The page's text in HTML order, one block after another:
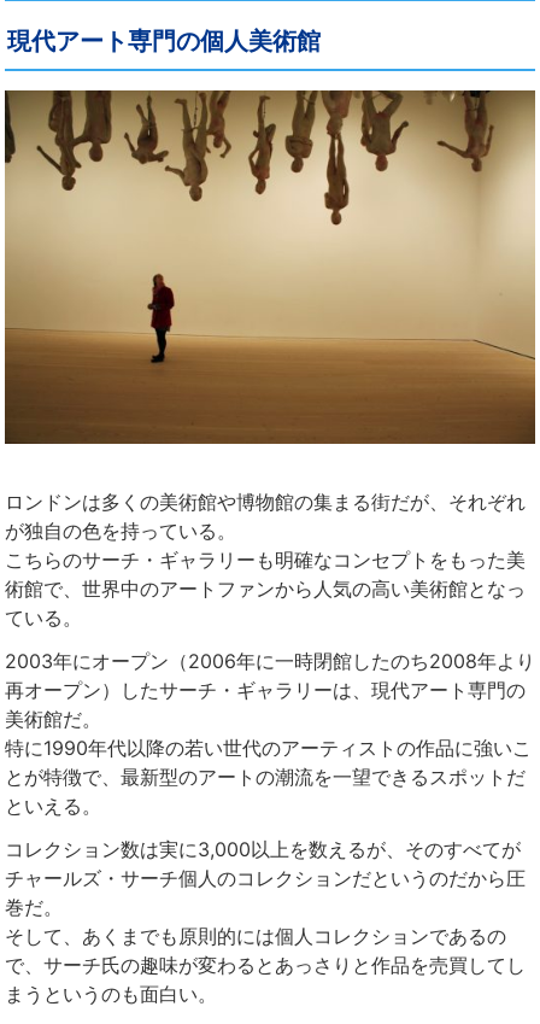
現代アート専門の個人美術館
ロンドンは多くの美術館や博物館の集まる街だが、それぞれ
が独自の色を持っている。
こちらのサーチ・ギャラリーも明確なコンセプトをもった美
術館で、世界中のアートファンから人気の高い美術館となっ
ている。
2003年にオープン（2006年に一時閉館したのち2008年より
再オープン）したサーチ・ギャラリーは、現代アート専門の
美術館だ。
特に1990年代以降の若い世代のアーティストの作品に強いこ
とが特徴で、最新型のアートの潮流を一望できるスポットだ
といえる。
コレクション数は実に3,000以上を数えるが、そのすべてが
チャールズ・サーチ個人のコレクションだというのだから圧
巻だ。
そして、あくまでも原則的には個人コレクションであるの
で、サーチ氏の趣味が変わるとあっさりと作品を売買してし
まうというのも面白い。